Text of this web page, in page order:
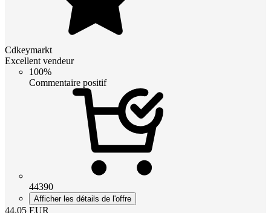
Cdkeymarkt
Excellent vendeur
100%
Commentaire positif
44390
Afficher les détails de l'offre
44.05 EUR